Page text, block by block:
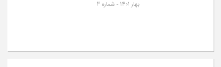
بهار 1401 - شماره 3